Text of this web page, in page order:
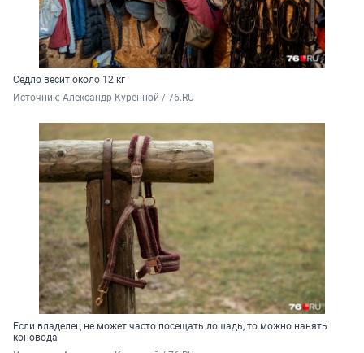
Седло весит около 12 кг
Источник: Александр Куренной / 76.RU
Если владелец не может часто посещать лошадь, то можно нанять
коновода